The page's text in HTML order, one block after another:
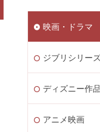
映画・ドラマ
ジブリシリー
ディズニー作品
アニメ映画